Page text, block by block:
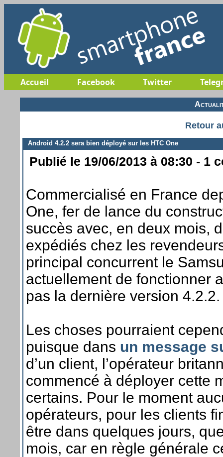
Accueil Facebook Twitter
Retour
Android 4.2.2 sera bien déployé sur les HTC One
Publié le 19/06/2013 à 08:30 - 1
Commercialisé en France
One, fer de lance du
succès avec, en deux mois,
expédiés chez les
principal concurrent le
actuellement de fonctionner
pas la dernière version 4.2.2.
Les choses pourraient
puisque dans un message
d’un client, l’opérateur
commencé à déployer cette
certains. Pour le moment
opérateurs, pour les clients
être dans quelques jours,
mois, car en règle générale